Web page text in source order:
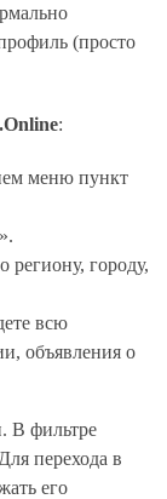
(просто
:
меню пункт
региону, городу,
всю
объявления о
В фильтре
перехода в
его